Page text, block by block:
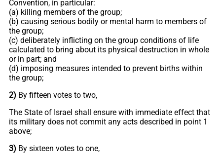
Convention, in particular:
(a) killing members of the group;
(b) causing serious bodily or mental harm to members of
the group;
(c) deliberately inflicting on the group conditions of life
calculated to bring about its physical destruction in whole
or in part; and
(d) imposing measures intended to prevent births within
the group;
2) By fifteen votes to two,
The State of Israel shall ensure with immediate effect that
its military does not commit any acts described in point 1
above;
3) By sixteen votes to one,